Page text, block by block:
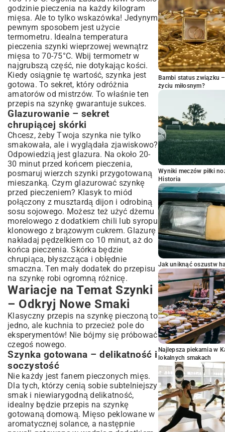
godzinie pieczenia na każdy kilogram
mięsa. Ale to tylko wskazówka! Jedynym
pewnym sposobem jest użycie
termometru. Idealna temperatura
pieczenia szynki wieprzowej wewnątrz
mięsa to 70-75°C. Wbij termometr w
najgrubszą część, nie dotykając kości.
Kiedy osiągnie tę wartość, szynka jest
gotowa. To sekret, który odróżnia
amatorów od mistrzów. To właśnie ten
przepis na szynkę gwarantuje sukces.
Glazurowanie – sekret
chrupiącej skórki
Chcesz, żeby Twoja szynka nie tylko
smakowała, ale i wyglądała zjawiskowo?
Odpowiedzią jest glazura. Na około 20-
30 minut przed końcem pieczenia,
posmaruj wierzch szynki przygotowaną
mieszanką. Czym glazurować szynkę
przed pieczeniem? Klasyk to miód
połączony z musztardą dijon i odrobiną
sosu sojowego. Możesz też użyć dżemu
morelowego z dodatkiem chili lub syropu
klonowego z brązowym cukrem. Glazurę
nakładaj pędzelkiem co 10 minut, aż do
końca pieczenia. Skórka będzie
chrupiąca, błyszcząca i obłędnie
smaczna. Ten mały dodatek do przepisu
na szynkę robi ogromną różnicę.
Wariacje na Temat Szynki
– Odkryj Nowe Smaki
Klasyczny przepis na szynkę pieczoną to
jedno, ale kuchnia to przecież pole do
eksperymentów! Nie bójmy się próbować
czegoś nowego.
Szynka gotowana – delikatność i
soczystość
Nie każdy jest fanem pieczonych mięs.
Dla tych, którzy cenią sobie subtelniejszy
smak i niewiarygodną delikatność,
idealny będzie przepis na szynkę
gotowaną domową. Mięso peklowane w
aromatycznej solance, a następnie
Bambi status związku
życiu miłosnym?
Wyniki meczów piłki
Historia
Jak uniknąć oszustw
Najlepsza piekarnia w
lokalnych smakach